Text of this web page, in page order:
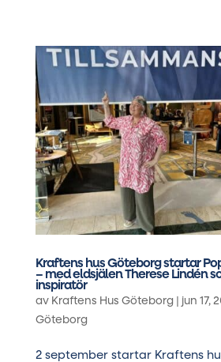
Kraftens hus Göteborg startar
– med eldsjälen Therese Lindén
inspiratör
av Kraftens Hus Göteborg| jun 17,
Göteborg
2 september startar Kraftens